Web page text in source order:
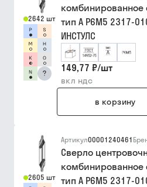
2642 шт
?
комбинированное
тип A Р6М5 2317-
ИНСТУЛС
149,77 ₽/шт
вкл ндс
в корзину
2605 шт
Артикул00001240461
Сверло
комбинированное
тип A Р6М5 2317-